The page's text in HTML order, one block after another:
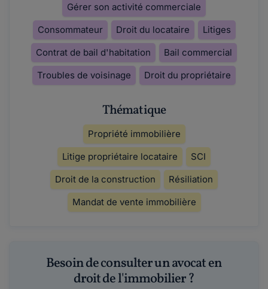
Gérer son activité commerciale
Consommateur
Droit du locataire
Litiges
Contrat de bail d'habitation
Bail commercial
Troubles de voisinage
Droit du propriétaire
Thématique
Propriété immobilière
Litige propriétaire locataire
SCI
Droit de la construction
Résiliation
Mandat de vente immobilière
Besoin de consulter un avocat en
droit de l'immobilier ?